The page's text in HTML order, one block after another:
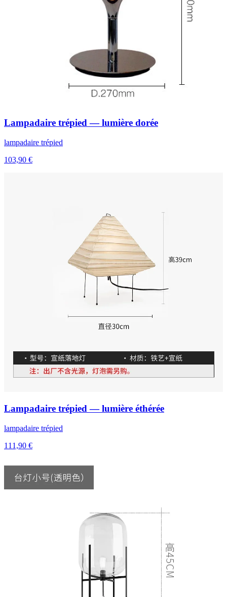
Lampadaire trépied — lumière dorée
lampadaire trépied
103,90 €
Lampadaire trépied — lumière éthérée
lampadaire trépied
111,90 €